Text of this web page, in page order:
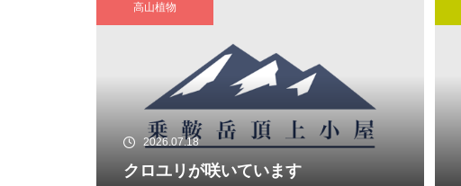
雪、雨、雪、雨 です。
高山植物
2026.07.18
クロユリが咲いています